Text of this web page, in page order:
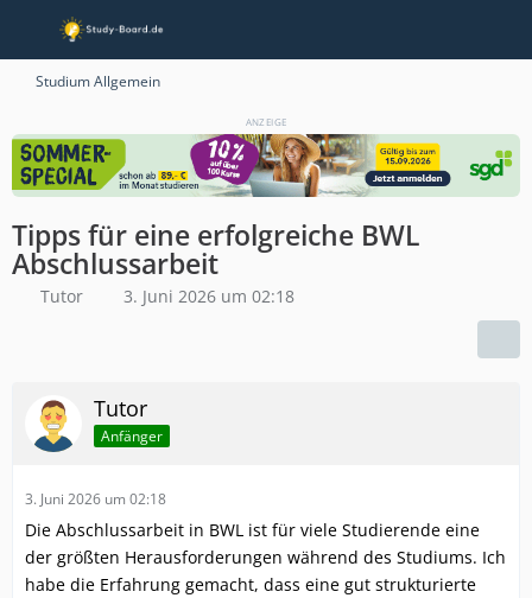
Studium Allgemein
ANZEIGE
Tipps für eine erfolgreiche BWL
Abschlussarbeit
Tutor 3. Juni 2026 um 02:18
Tutor
Anfänger
3. Juni 2026 um 02:18
Die Abschlussarbeit in BWL ist für viele Studierende eine
der größten Herausforderungen während des Studiums. Ich
habe die Erfahrung gemacht, dass eine gut strukturierte